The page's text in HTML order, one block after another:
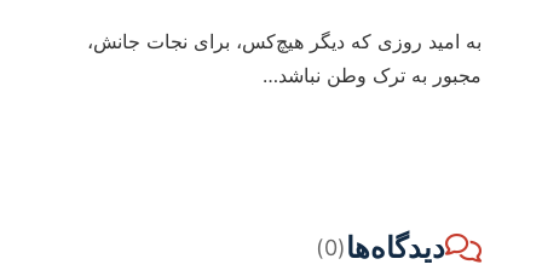
به امید روزی که دیگر هیچ‌کس، برای نجات جانش،
مجبور به ترک وطن نباشد…
دیدگاه‌ها(0)